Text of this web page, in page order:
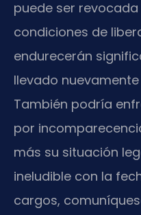
puede ser
condiciones de
endurecerán
llevado
También podría
por
más su situación
ineludible con la
cargos,